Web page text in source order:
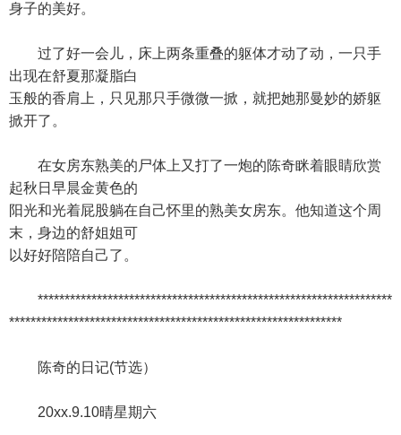
身子的美好。
过了好一会儿，床上两条重叠的躯体才动了动，一只手
出现在舒夏那凝脂白
玉般的香肩上，只见那只手微微一掀，就把她那曼妙的娇躯
掀开了。
在女房东熟美的尸体上又打了一炮的陈奇眯着眼睛欣赏
起秋日早晨金黄色的
阳光和光着屁股躺在自己怀里的熟美女房东。他知道这个周
末，身边的舒姐姐可
以好好陪陪自己了。
******************************************************************
**************************************************************
陈奇的日记(节选）
20xx.9.10晴星期六